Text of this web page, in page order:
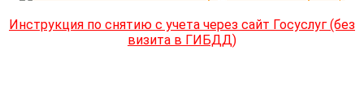
Инструкция по снятию с учета через сайт Госуслуг (без
визита в ГИБДД)